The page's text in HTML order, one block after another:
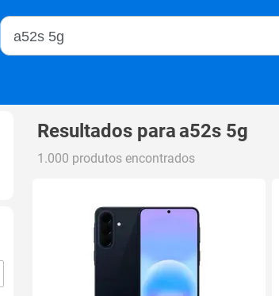
Buscar no Magalu
Resultados paraa52s 5g
1.000 produtos encontrados